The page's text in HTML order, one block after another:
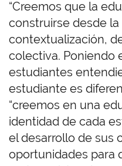
“Creemos que la
construirse desde
contextualización,
colectiva. Poniendo
estudiantes
estudiante es
“creemos en una
identidad de cada
el desarrollo de sus
oportunidades para